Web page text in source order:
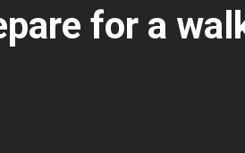
for a